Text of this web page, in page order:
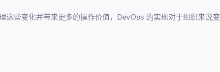
这些变化并带来更多的操作价值，DevOps 的实现对于组织来说变